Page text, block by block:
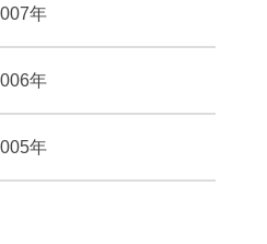
年
年
年